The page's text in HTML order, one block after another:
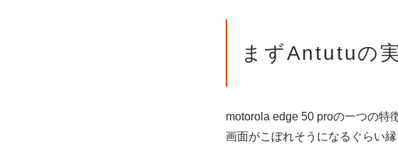
まずAntutuの
motorola edge 50 proの一つの特
画面がこぼれそうになるぐらい縁